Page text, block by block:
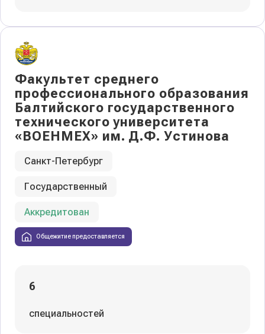
Факультет среднего
профессионального образования
Балтийского государственного
технического университета
«ВОЕНМЕХ» им. Д.Ф. Устинова
Санкт-Петербург
Государственный
Аккредитован
Общежитие предоставляется
6
специальностей